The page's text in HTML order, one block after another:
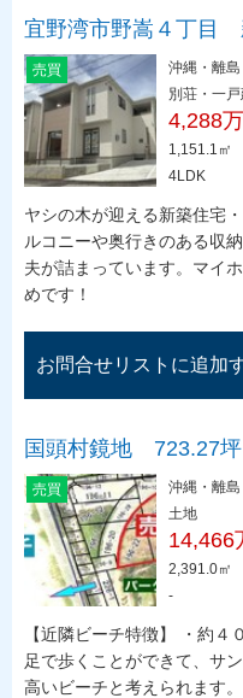
宜野湾市野嵩４丁目
売買
沖縄・離
別荘・一戸
4,288
1,151.1㎡
4LDK
ヤシの木が迎える新築住宅
ルコニーや奥行きのある収
夫が詰まっています。マイ
めです！
お問合せリストに追加
国頭村鏡地 723.27
売買
沖縄・離
土地
14,466
2,391.0㎡
-
【近隣ビーチ特徴】 ・約
足で歩くことができて、サ
高いビーチと考えられます。